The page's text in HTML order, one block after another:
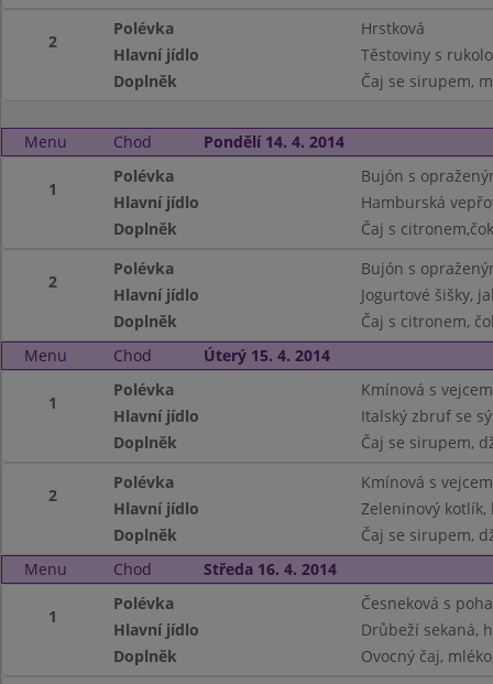
2
Polévka
Hrstková
Hlavní jídlo
Těstoviny s
Doplněk
Čaj se sirupem,
Menu Chod Pondělí 14. 4. 2014
1
Polévka
Bujón s
Hlavní jídlo
Hamburská
Doplněk
Čaj s
2
Polévka
Bujón s
Hlavní jídlo
Jogurtové šišky,
Doplněk
Čaj s citronem,
Menu
Chod Úterý 15. 4. 2014
1
Polévka
Kmínová s vejcem
Hlavní jídlo
Italský zbruf se
Doplněk
Čaj se sirupem,
2
Polévka
Kmínová s vejcem
Hlavní jídlo
Zeleninový
Doplněk
Čaj se sirupem,
Menu
Chod Středa 16. 4. 2014
1
Polévka
Česneková s
Hlavní jídlo
Drůbeží sekaná,
Doplněk
Ovocný čaj,